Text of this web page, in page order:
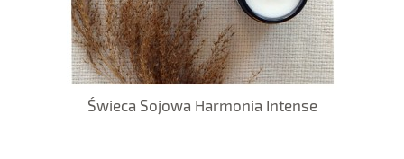
Świeca Sojowa Harmonia Intense